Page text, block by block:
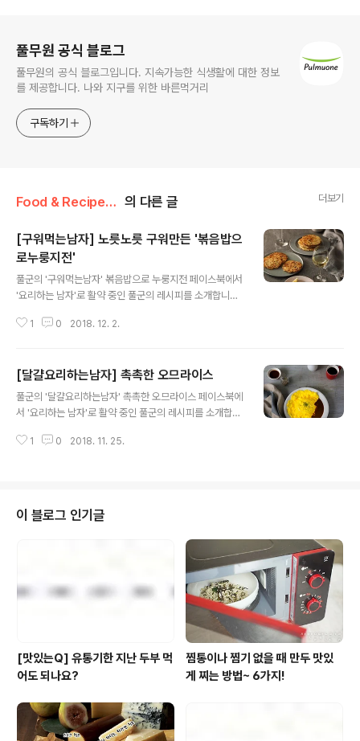
풀무원 공식 블로그
풀무원의 공식 블로그입니다. 지속가능한 식생활에 대한 정보
를 제공합니다. 나와 지구를 위한 바른먹거리
구독하기
Food & Recipe/풀반장의 쿠킹팁 의 다른 글 더보기
[구워먹는남자] 노릇노릇 구워만든 '볶음밥으
로누룽지전'
풀군의 '구워먹는남자' 볶음밥으로 누룽지전 페이스북에서
'요리하는 남자'로 활약 중인 풀군의 레시피를 소개합니다.
우와 센스는 발군! 이번엔 다양한 풀무원의 제품들로 구워
동물복지 유정란 흰자 1개, 밀가루 20g, 피자치즈 30g,
포도씨유 조금 만들어보세요 1. 풀무원 씨푸드야채철판볶
음밥 을 볼에 담아요. 2. 잘게 자른 새우, 오징어, 양배추도
요. 4. 둥글 납작하게 손으로 빚어요. 5. 중약불로 달군 팬
1 0 2018. 12. 2.
[달걀요리하는남자] 촉촉한 오므라이스
풀군의 '달걀요리하는남자' 촉촉한 오므라이스 페이스북에
서 '요리하는 남자'로 활약 중인 풀군의 레시피를 소개합니
하우와 센스는 발군! 이번엔 풀무원 달걀로 만든 다양한 달
추 소스 재료 밀가루 2큰술, 버터 2큰술, 케첩 3큰술, 우스
터소스 4큰술, 설탕 1큰술, 우유 1/3컵, 후추, 풀무원 동물
복지 목초란[http://bit.ly/2IfWf8F] 4알, 우유 4큰술, 소
금 만들어보세요 1. 냄비에 버터를 녹이고 약불에서 밀가루
1 0 2018. 11. 25.
이 블로그 인기글
[맛있는Q] 유통기한 지난 두부 먹
어도 되나요?
찜통이나 찜기 없을 때 만두 맛있
게 찌는 방법~ 6가지!